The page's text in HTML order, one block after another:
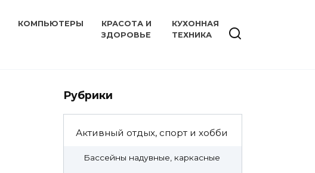
КОМПЬЮТЕРЫ
КРАСОТА И
ЗДОРОВЬЕ
КУХОННАЯ
ТЕХНИКА
Рубрики
Активный отдых, спорт и хобби
Бассейны надувные, каркасные